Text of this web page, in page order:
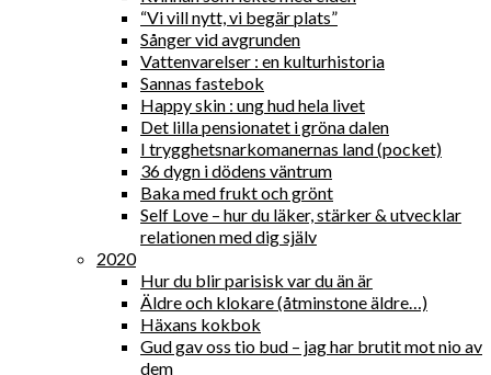
“Vi vill nytt, vi begär plats”
Sånger vid avgrunden
Vattenvarelser : en kulturhistoria
Sannas fastebok
Happy skin : ung hud hela livet
Det lilla pensionatet i gröna dalen
I trygghetsnarkomanernas land (pocket)
36 dygn i dödens väntrum
Baka med frukt och grönt
Self Love – hur du läker, stärker & utvecklar
relationen med dig själv
2020
Hur du blir parisisk var du än är
Äldre och klokare (åtminstone äldre…)
Häxans kokbok
Gud gav oss tio bud – jag har brutit mot nio av
dem